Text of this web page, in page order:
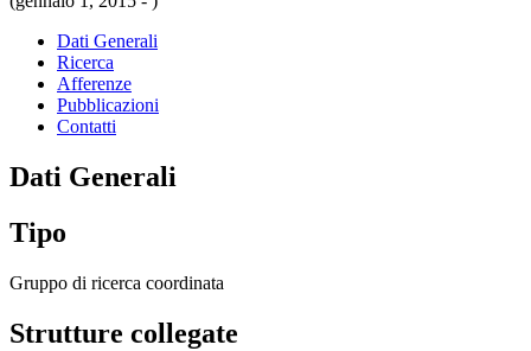
Dati Generali
Ricerca
Afferenze
Pubblicazioni
Contatti
Dati Generali
Tipo
Gruppo di ricerca coordinata
Strutture collegate